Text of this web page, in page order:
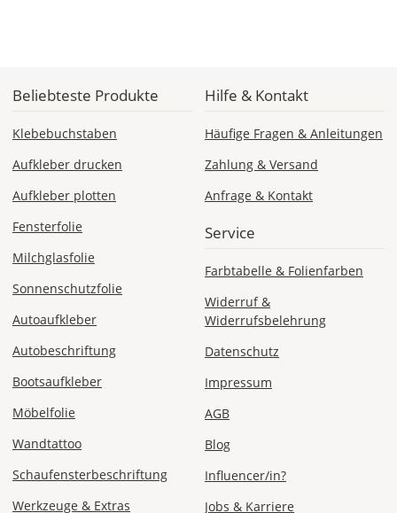
Deutschland
Mi., 12.08. -
ab 7,98
ab 5,99 EUR*
Versandkosten 1,99
Express
Mo., 10.08. -
Di., 11.08.
ab 24,98
ab 9,99 EUR*
Beliebteste Produkte
Klebebuchstaben
Aufkleber drucken
Aufkleber plotten
Fensterfolie
Milchglasfolie
Sonnenschutzfolie
Autoaufkleber
Autobeschriftung
Bootsaufkleber
Möbelfolie
Wandtattoo
Schaufensterbeschriftung
Werkzeuge & Extras
Hilfe & Kontakt
Häufige Fragen & Anleitungen
Zahlung & Versand
Anfrage & Kontakt
Service
Farbtabelle & Folienfarben
Widerruf &
Widerrufsbelehrung
Datenschutz
Impressum
AGB
Blog
Influencer/in?
Jobs & Karriere